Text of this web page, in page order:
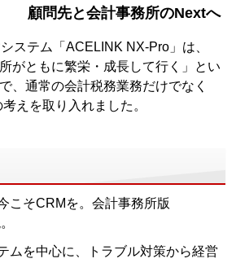
顧問先と会計事務所のNextへ
ステム「ACELINK NX-Pro」は、
がともに繁栄・成長して行く」とい
、通常の会計税務業務だけでなく
えを取り入れました。
こそCRMを。会計事務所版
ムを中心に、トラブル対策から経営